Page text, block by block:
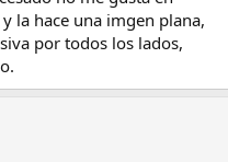
la hace una imgen plana,
por todos los lados,